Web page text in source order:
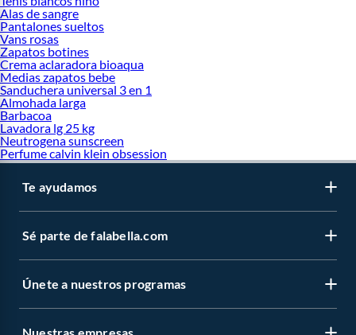
Alas de sangre
Pantalones sueltos
Vans rosas
Zapatos botines
Crema aclaradora bioaqua
Medias zapatos bebe
Sanduchera universal 3 en 1
Almohada larga
Barbacoa
Lavadora lg 25 kg
Neutrogena sunscreen
Perfume calvin klein obsession
Te ayudamos
Sé parte de falabella.com
Únete a nuestros programas